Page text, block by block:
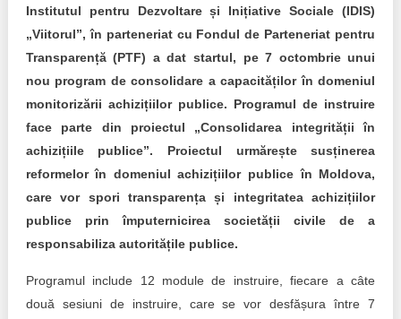
Buletin EU-STRAT
Aplică la BUNELE PRACTICI
Transparența întreprinderilor de stat
Cele mai bune și cele mai proaste politici locale din
Democrația, independența și transparența instituțiilor
publice-cheie din Moldova
Achizițiile publice în vizorul societății civile
Institutul pentru Dezvoltare și Inițiative Sociale (IDIS)
„Viitorul”, în parteneriat cu Fondul de Parteneriat pentru
Transparență (PTF) a dat startul, pe 7 octombrie unui
nou program de consolidare a capacităților în domeniul
monitorizării achizițiilor publice. Programul de instruire
face parte din proiectul „Consolidarea integrității în
achizițiile publice”. Proiectul urmărește susținerea
reformelor în domeniul achizițiilor publice în Moldova,
care vor spori transparența și integritatea achizițiilor
publice prin împuternicirea societății civile de a
responsabiliza autoritățile publice.
Programul include 12 module de instruire, fiecare a câte
două sesiuni de instruire, care se vor desfășura între 7